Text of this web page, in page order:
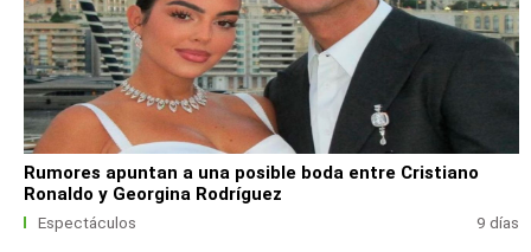
Rumores apuntan a una posible boda entre Cristiano
Ronaldo y Georgina Rodríguez
Espectáculos 9 días